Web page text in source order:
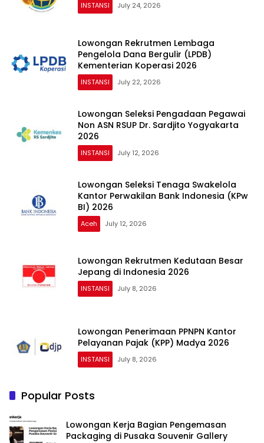
INSTANSI July 24, 2026
Lowongan Rekrutmen Lembaga
Pengelola Dana Bergulir (LPDB)
Kementerian Koperasi 2026
INSTANSI July 22, 2026
Lowongan Seleksi Pengadaan Pegawai
Non ASN RSUP Dr. Sardjito Yogyakarta
2026
INSTANSI July 12, 2026
Lowongan Seleksi Tenaga Swakelola
Kantor Perwakilan Bank Indonesia (KPw
BI) 2026
Aceh July 12, 2026
Lowongan Rekrutmen Kedutaan Besar
Jepang di Indonesia 2026
INSTANSI July 8, 2026
Lowongan Penerimaan PPNPN Kantor
Pelayanan Pajak (KPP) Madya 2026
INSTANSI July 8, 2026
Popular Posts
Lowongan Kerja Bagian Pengemasan
Packaging di Pusaka Souvenir Gallery